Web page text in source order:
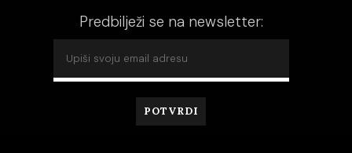
Predbilježi se na newsletter: